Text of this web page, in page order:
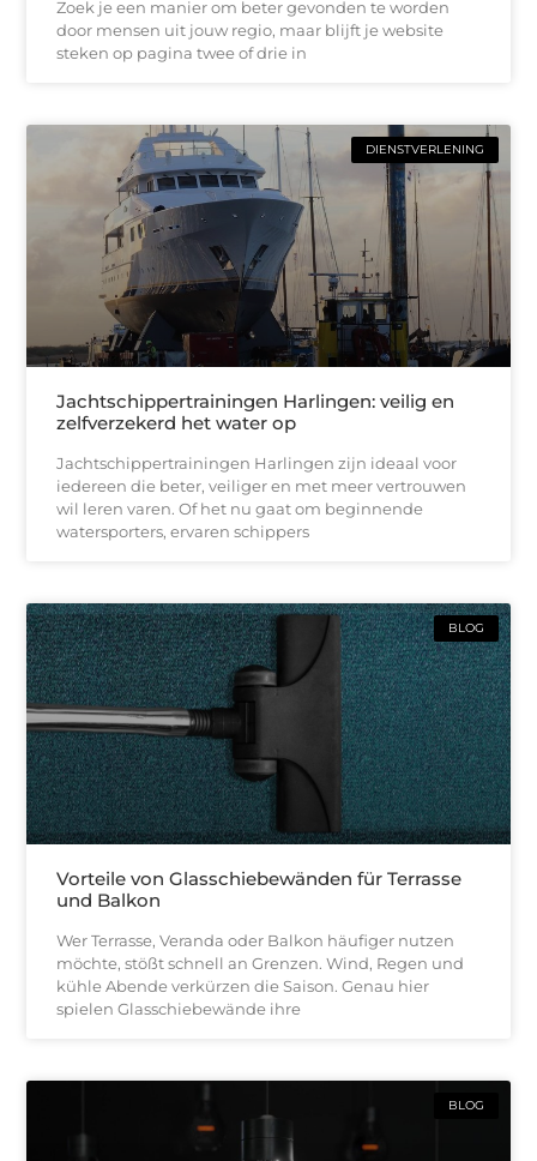
Zoek je een manier om beter gevonden te worden
door mensen uit jouw regio, maar blijft je website
steken op pagina twee of drie in
DIENSTVERLENING
Jachtschippertrainingen Harlingen: veilig en
zelfverzekerd het water op
Jachtschippertrainingen Harlingen zijn ideaal voor
iedereen die beter, veiliger en met meer vertrouwen
wil leren varen. Of het nu gaat om beginnende
watersporters, ervaren schippers
BLOG
Vorteile von Glasschiebewänden für Terrasse
und Balkon
Wer Terrasse, Veranda oder Balkon häufiger nutzen
möchte, stößt schnell an Grenzen. Wind, Regen und
kühle Abende verkürzen die Saison. Genau hier
spielen Glasschiebewände ihre
BLOG